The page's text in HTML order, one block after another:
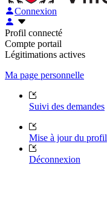
Connexion
Profil connecté
Compte portail
Légitimations actives
Ma page personnelle
Suivi des demandes
Mise à jour du profil
Déconnexion